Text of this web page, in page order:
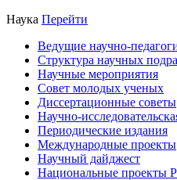
Наука Перейти
Ведущие научно-
Структура научных
Научные мероприятия
Совет молодых ученых
Диссертационные советы
Научно-
Периодические издания
Международные проекты
Научный дайджест
Национальные проекты